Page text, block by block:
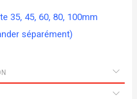
35, 45, 60, 80, 100mm
séparément)